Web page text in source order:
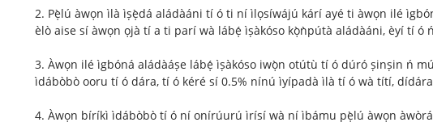
2. Pẹ̀lú àwọn ìlà ìṣẹ̀dá aládàáni tí ó ti ní ìlọsíwájú kárí ayé ti àwọn ilé
èlò aise sí àwọn ọjà tí a ti parí wà lábẹ́ ìṣàkóso kọ̀ǹpútà aládàáni, èyí tí ó
3. Àwọn ilé ìgbóná aládàáṣe lábẹ́ ìṣàkóso iwọ̀n otútù tí ó dúró ṣinṣin ń
ìdábòbò ooru tí ó dára, tí ó kéré sí 0.5% nínú ìyípadà ìlà tí ó wà títí,
4. Àwọn bíríkì ìdábòbò tí ó ní onírúurú ìrísí wà ní ìbámu pẹ̀lú àwọn